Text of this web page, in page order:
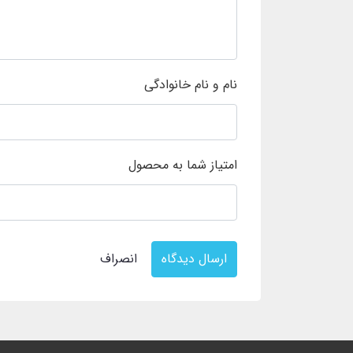
نام و نام خانوادگی
امتیاز شما به محصول
ارسال دیدگاه انصراف